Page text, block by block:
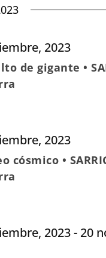
2023
de gigante •
2023
cósmico •
2023- 20